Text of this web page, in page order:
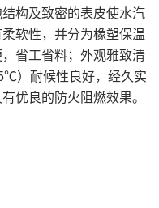
构及致密的表皮使水汽
软性，并分为橡塑保温
省工省料；外观雅致清
）耐候性良好，经久实
优良的防火阻燃效果。